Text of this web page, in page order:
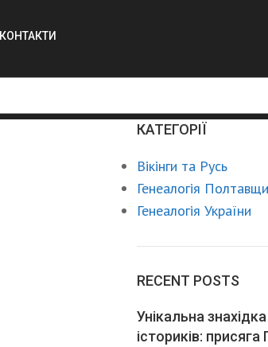
КОНТАКТИ
КАТЕГОРІЇ
Вікінги та Русь
Генеалогія
Генеалогія України
RECENT POSTS
Унікальна
істориків: